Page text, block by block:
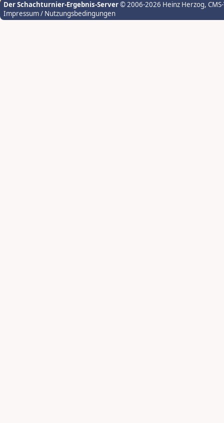
Der Schachturnier-Ergebnis-Server© 2006-2026 Heinz Herzog,
Impressum / Nutzungsbedingungen